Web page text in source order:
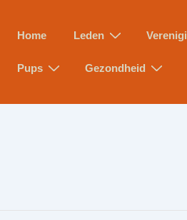
Home Leden
Pups Gezondheid